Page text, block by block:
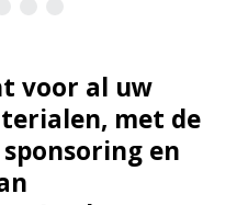
voor al uw
met de
en